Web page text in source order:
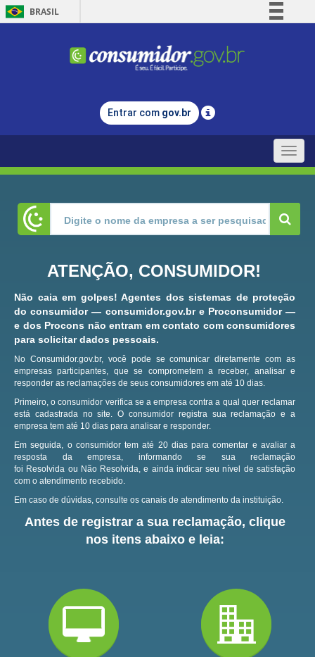
BRASIL
Comunica BR
Legislação
Entrar com gov.br
Toggle
ATENÇÃO, CONSUMIDOR!
Não caia em golpes! Agentes dos sistemas de proteção
do consumidor — consumidor.gov.br e Proconsumidor —
e dos Procons não entram em contato com consumidores
para solicitar dados pessoais.
No Consumidor.gov.br, você pode se comunicar diretamente com as
empresas participantes, que se comprometem a receber, analisar e
responder as reclamações de seus consumidores em até 10 dias.
Primeiro, o consumidor verifica se a empresa contra a qual quer reclamar
está cadastrada no site.O consumidor registra sua reclamação e a
empresa tem até 10 dias para analisar e responder.
Em seguida, o consumidor tem até 20 dias para comentar e avaliar a
resposta da empresa, informando se sua reclamação
foi Resolvida ou Não Resolvida, e ainda indicar seu nível de satisfação
com o atendimento recebido.
Em caso de dúvidas, consulte os canais de atendimento da instituição.
Antes de registrar a sua reclamação, clique
nos itens abaixo e leia: